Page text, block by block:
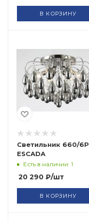
В КОРЗИНУ
Cветильник 660/6P
ESCADA
Есть в наличии: 1
20 290 ₽/шт
В КОРЗИНУ